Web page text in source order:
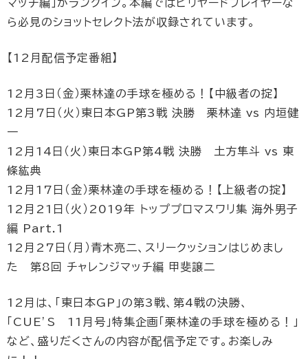
マッチ編」がランクイン。本編ではビリヤードプレイヤーな
ら必見のショットセレクト法が収録されています。
【12月配信予定番組】
12月3日（金）栗林達の手球を極める！【中級者の掟】
12月7日（火）東日本GP第3戦 決勝 栗林達 vs 内垣健
一
12月14日（火）東日本GP第4戦 決勝 土方隼斗 vs 東
條紘典
12月17日（金）栗林達の手球を極める！【上級者の掟】
12月21日（火）2019年 トッププロマスワリ集 海外男子
編 Part.1
12月27日（月）青木亮二、スリークッションはじめまし
た 第8回 チャレンジマッチ編 甲斐譲二
12月は、「東日本GP」の第3戦、第4戦の決勝、
「CUE’S 11月号」特集企画「栗林達の手球を極める！」
など、盛りだくさんの内容が配信予定です。お楽しみ